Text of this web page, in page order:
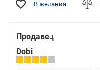
В желания
Продавец
Dobi